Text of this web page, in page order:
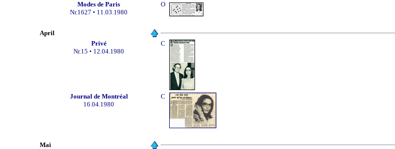
Modes de Paris
Nr.1627 • 11.03.1980
O
April
Privé
Nr.15 • 12.04.1980
C
Journal de Montréal
16.04.1980
C
Mai